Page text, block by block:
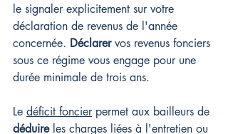
le signaler explicitement sur votre
déclaration de revenus de l'année
concernée. Déclarer vos revenus fonciers
sous ce régime vous engage pour une
durée minimale de trois ans.
Le déficit foncier permet aux bailleurs de
déduire les charges liées à l'entretien ou